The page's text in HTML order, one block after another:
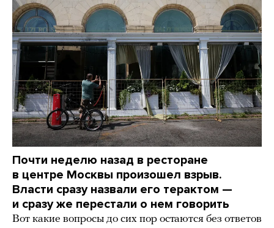
Почти неделю назад в ресторане
в центре Москвы произошел взрыв.
Власти сразу назвали его терактом —
и сразу же перестали о нем говорить
Вот какие вопросы до сих пор остаются без ответов